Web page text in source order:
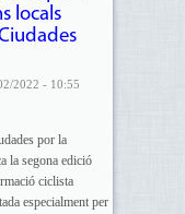
locals
2022 - 10:55
por la
la segona edició
ciclista
especialment per